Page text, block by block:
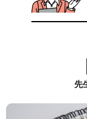
先